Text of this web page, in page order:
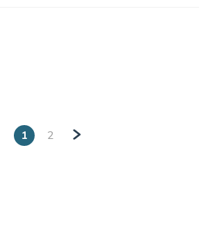
1 2 »